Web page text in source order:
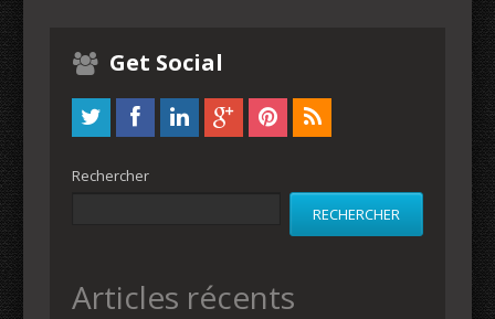
Get Social
Rechercher
RECHERCHER
Articles récents